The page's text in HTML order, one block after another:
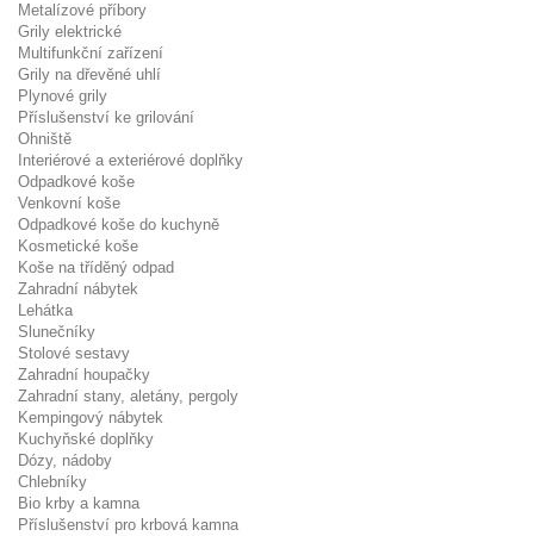
Metalízové příbory
Grily elektrické
Multifunkční zařízení
Grily na dřevěné uhlí
Plynové grily
Příslušenství ke grilování
Ohniště
Interiérové a exteriérové doplňky
Odpadkové koše
Venkovní koše
Odpadkové koše do kuchyně
Kosmetické koše
Koše na tříděný odpad
Zahradní nábytek
Lehátka
Slunečníky
Stolové sestavy
Zahradní houpačky
Zahradní stany, aletány, pergoly
Kempingový nábytek
Kuchyňské doplňky
Dózy, nádoby
Chlebníky
Bio krby a kamna
Příslušenství pro krbová kamna